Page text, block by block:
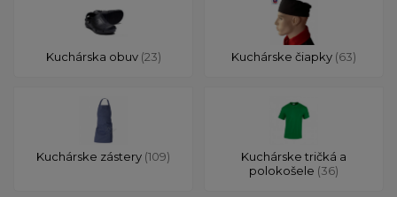
Kuchárska obuv (23) Kuchárske čiapky (63)
Kuchárske zástery (109)
Kuchárske tričká a
polokošele (36)